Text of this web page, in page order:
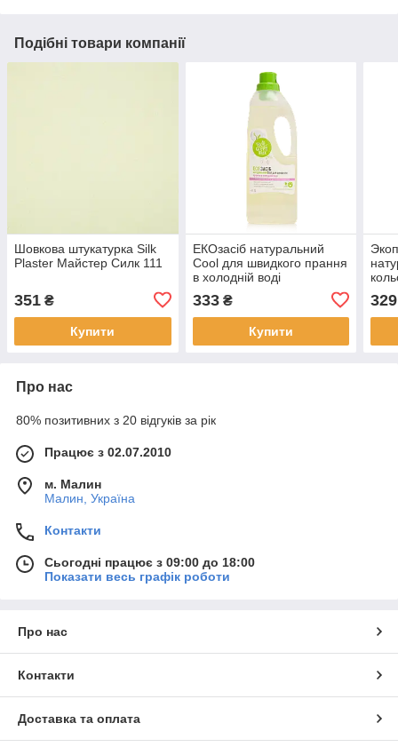
Подібні товари компанії
Шовкова штукатурка Silk
Plaster Майстер Силк 111
351 ₴
Купити
EКОзасіб натуральний
Cool для швидкого прання
в холодній воді
333₴
Купити
329
Про нас
80% позитивних з 20 відгуків за рік
Працює з 02.07.2010
м. Малин
Малин, Україна
Контакти
Сьогодні працює з 09:00 до 18:00
Показати весь графік роботи
Про нас
Контакти
Доставка та оплата